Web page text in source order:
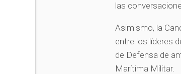
las
Asimismo, la
entre los líderes
de Defensa de
Marítima Militar.